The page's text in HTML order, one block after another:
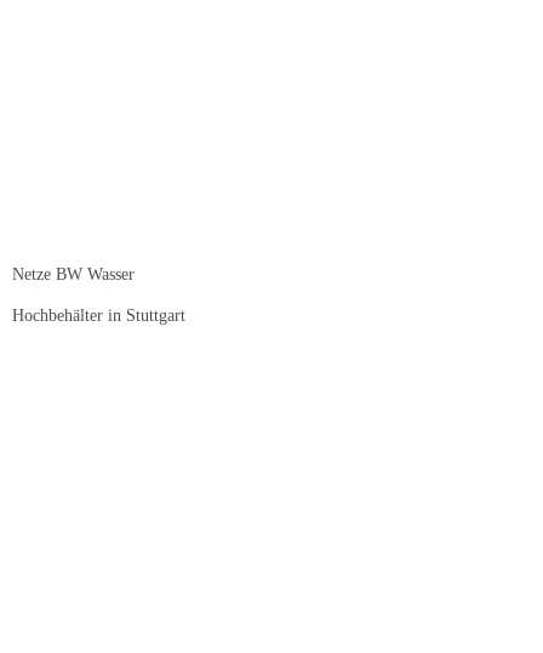
Netze BW Wasser
Hochbehälter in Stuttgart